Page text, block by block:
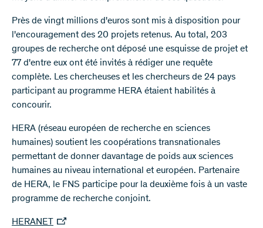
Près de vingt millions d'euros sont mis à disposition pour
l'encouragement des 20 projets retenus. Au total, 203
groupes de recherche ont déposé une esquisse de projet et
77 d'entre eux ont été invités à rédiger une requête
complète. Les chercheuses et les chercheurs de 24 pays
participant au programme HERA étaient habilités à
concourir.​
HERA (réseau européen de recherche​​ en sciences
humaines) soutient les coopérations transnationales
permettant de donner davantage de poids aux sciences
humaines au niveau international et européen. Partenaire
de HERA, le FNS participe pour la deuxième fois à un vaste
programme de re​cherche conjoint.
HERANET